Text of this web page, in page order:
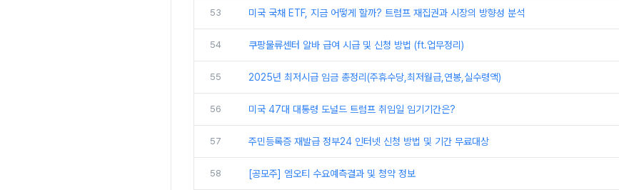
53 미국 국채 ETF, 지금 어떻게 할까? 트럼프 재집권과 시장의 방향성 분석
54 쿠팡물류센터 알바 급여 시급 및 신청 방법 (ft.업무정리)
55 2025년 최저시급 임금 총정리(주휴수당,최저월급,연봉,실수령액)
56 미국 47대 대통령 도널드 트럼프 취임일 임기기간은?
57 주민등록증 재발급 정부24 인터넷 신청 방법 및 기간 무료대상
58 [공모주] 엠오티 수요예측결과 및 청약 정보